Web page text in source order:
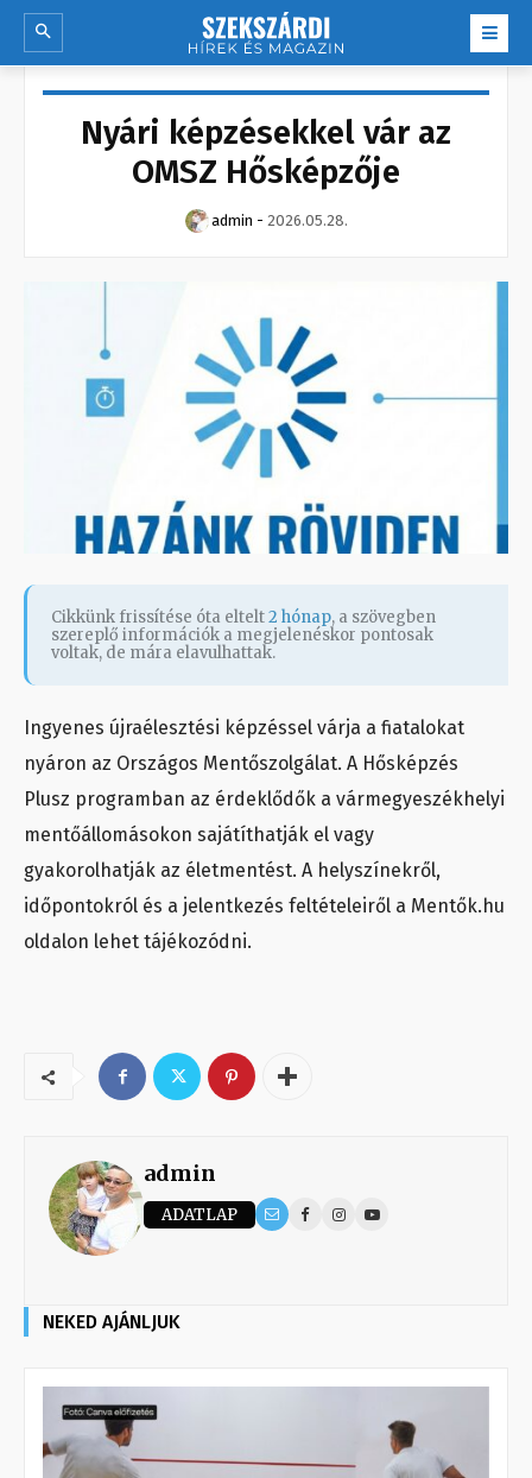
Nyári képzésekkel vár az
OMSZ Hősképzője
admin - 2026.05.28.
Cikkünk frissítése óta eltelt2 hónap, a szövegben
szereplő információk a megjelenéskor pontosak
voltak, de mára elavulhattak.
Ingyenes újraélesztési képzéssel várja a fiatalokat
nyáron az Országos Mentőszolgálat. A Hősképzés
Plusz programban az érdeklődők a vármegyeszékhelyi
mentőállomásokon sajátíthatják el vagy
gyakorolhatják az életmentést. A helyszínekről,
időpontokról és a jelentkezés feltételeiről a Mentők.hu
oldalon lehet tájékozódni.
admin
ADATLAP
NEKED AJÁNLJUK